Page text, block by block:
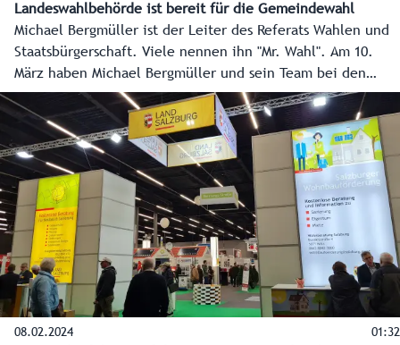
Landeswahlbehörde ist bereit für die Gemeindewahl
Michael Bergmüller ist der Leiter des Referats Wahlen und
Staatsbürgerschaft. Viele nennen ihn "Mr. Wahl". Am 10.
März haben Michael Bergmüller und sein Team bei den
Gemeindewahlen wieder viel zu tun, damit alles korrekt
abläuft.
08.02.2024 01:32